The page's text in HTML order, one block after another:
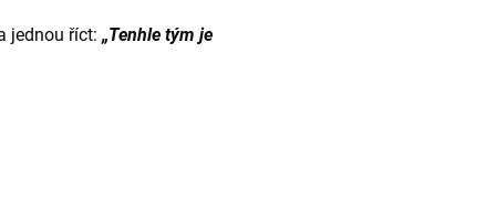
jednou říct: „Tenhle tým je